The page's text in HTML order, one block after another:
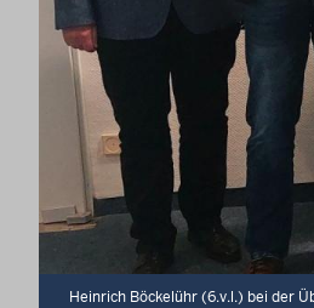
h
Heinrich Böckelühr (6.v.l.) bei der